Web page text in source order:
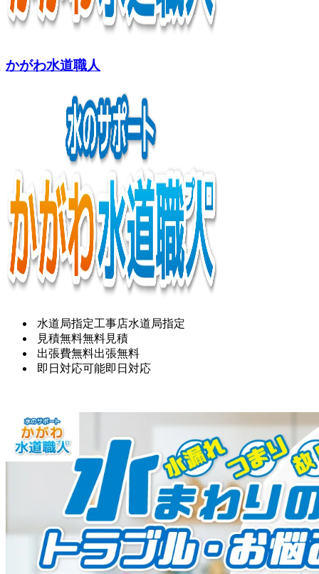
かがわ水道職人
水道局指定工事店水道局指定
見積無料無料見積
出張費無料出張無料
即日対応可能即日対応